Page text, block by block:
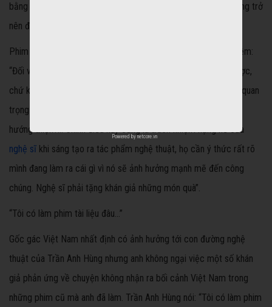
bằng những xù xì, gai góc đến chỗ càng triết lý, sâu sắc lại càng trở
nên đơn giản.
Phim của Trần Anh Hùng chưa bao giờ là dễ hiểu. Anh quan niệm:
“Đối với nghệ thuật, điều quan trọng nhất là phải cảm nhận được,
chứ không phải là hiểu. Một bản nhạc, một bộ phim cũng thế, quan
trọng nhất là người xem cảm nhận được điều gì? Cái đẹp? Sự
hướng thiện?... Chính điều này cũng là trách nhiệm nặng nề của
nghệ sĩ khi sáng tạo ra tác phẩm nghệ thuật, họ cần ý thức rất rõ
mình đang làm ra cái gì vì nó sẽ ảnh hưởng mạnh mẽ đến công
chúng. Nghệ sĩ phải tặng khán giả những món quà”.
“Tôi có làm phim tài liệu đâu...”
Gốc gác Việt Nam nhất định có ảnh hưởng tới con đường nghệ
thuật của Trần Anh Hùng nhưng anh không ngại việc một số khán
giả phản ứng về chuyện không nhận ra bối cảnh Việt Nam trong
những phim cũ mà anh đã làm. Trần Anh Hùng nói: “Tôi có làm phim
Powered bynetcore.vn